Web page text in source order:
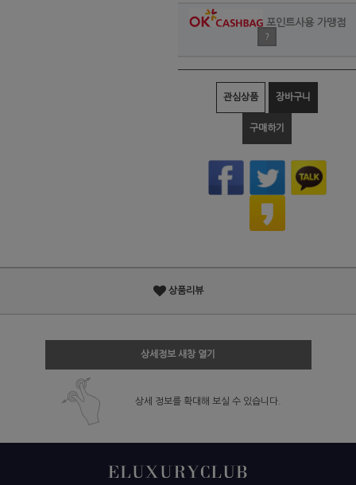
포인트사용 가맹점
?
관심상품 장바구니
구매하기
상품리뷰
상세정보 새창 열기
상세 정보를 확대해 보실 수 있습니다.